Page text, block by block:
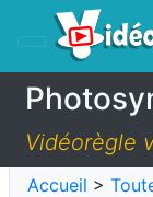
Vidéorègle
Accueil >